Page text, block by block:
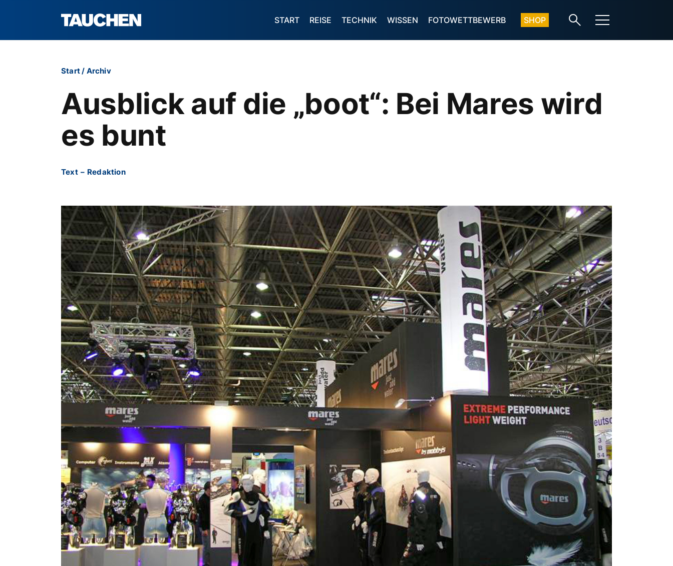
START REISE TECHNIK WISSEN FOTOWETTBEWERB SHOP
Start/ Archiv
Ausblick auf die „boot“: Bei Mares wird
es bunt
Text – Redaktion